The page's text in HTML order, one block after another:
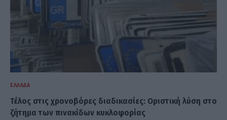
ΕΛΛΆΔΑ
Τέλος στις χρονοβόρες διαδικασίες: Οριστική λύση στο
ζήτημα των πινακίδων κυκλοφορίας